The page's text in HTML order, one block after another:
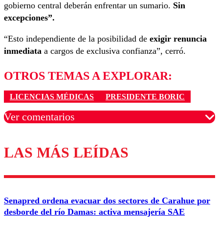
gobierno central deberán enfrentar un sumario. Sin
excepciones”.
“Esto independiente de la posibilidad de exigir renuncia
inmediata a cargos de exclusiva confianza”, cerró.
OTROS TEMAS A EXPLORAR:
LICENCIAS MÉDICAS PRESIDENTE BORIC
Ver comentarios
Los comentarios son moderados para garantizar un
diálogo respetuoso.
Correo
LAS MÁS LEÍDAS
Senapred ordena evacuar dos sectores de Carahue por
desborde del río Damas: activa mensajería SAE